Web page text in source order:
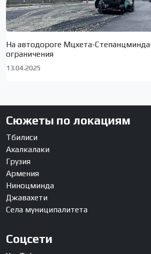
На автодороге Мцхета-
ограничения
13.04.2025
Сюжеты по локациям
Тбилиси
Ахалкалаки
Грузия
Армения
Ниноцминда
Джавахети
Села муниципалитета
Соцсети